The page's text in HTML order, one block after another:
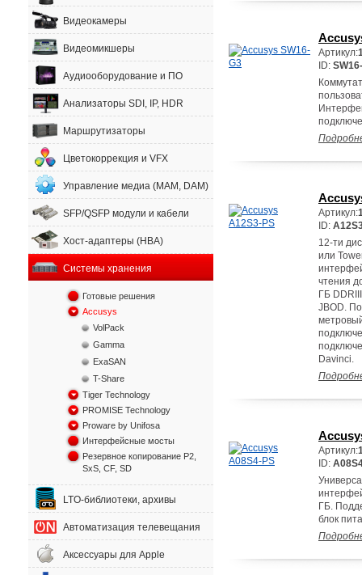
Видеокамеры
Видеомикшеры
Аудиооборудование и ПО
Анализаторы SDI, IP, HDR
Маршрутизаторы
Цветокоррекция и VFX
Управление медиа (MAM, DAM)
SFP/QSFP модули и кабели
Хост-адаптеры (HBA)
Системы хранения
Готовые решения
Accusys
VolPack
Gamma
ExaSAN
T-Share
Tiger Technology
PROMISE Technology
Proware by Unifosa
Интерфейсные мосты
Резервное копирование P2,
SxS, CF, SD
LTO-библиотеки, архивы
Автоматизация телевещания
Аксессуары для Apple
Артикул:
ID:
Артикул:
ID:
12-ти
или
чтения
ГБ
JBOD.
Davinci.
Артикул:
ID:
ГБ.
блок